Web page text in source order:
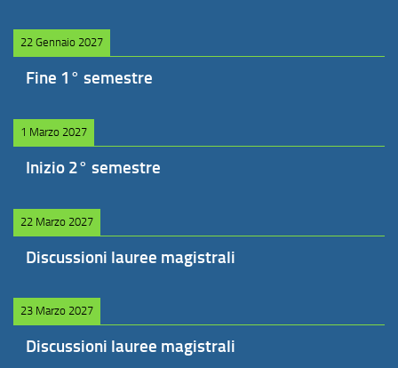
22 Gennaio 2027
Fine 1° semestre
1 Marzo 2027
Inizio 2° semestre
22 Marzo 2027
Discussioni lauree magistrali
23 Marzo 2027
Discussioni lauree magistrali